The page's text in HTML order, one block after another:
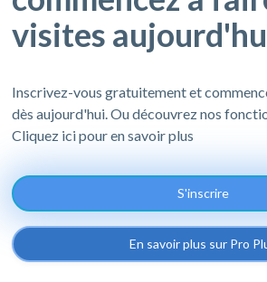
visites
Inscrivez-vous gratuitement et
dès aujourd'hui. Ou découvrez nos
Cliquez ici pour en savoir plus
S'inscrire
En savoir plus sur Pro